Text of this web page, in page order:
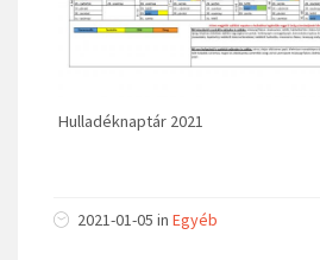
Hulladéknaptár 2021
2021-01-05 in Egyéb